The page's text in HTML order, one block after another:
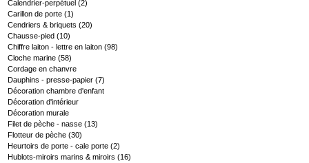
Calendrier-perpétuel (2)
Carillon de porte (1)
Cendriers & briquets (20)
Chausse-pied (10)
Chiffre laiton - lettre en laiton (98)
Cloche marine (58)
Cordage en chanvre
Dauphins - presse-papier (7)
Décoration chambre d'enfant
Décoration d'intérieur
Décoration murale
Filet de pèche - nasse (13)
Flotteur de pèche (30)
Heurtoirs de porte - cale porte (2)
Hublots-miroirs marins & miroirs (16)